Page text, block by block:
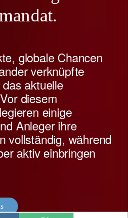
globale Chancen
verknüpfte
aktuelle
diesem
einige
Anleger ihre
vollständig, während
aktiv einbringen